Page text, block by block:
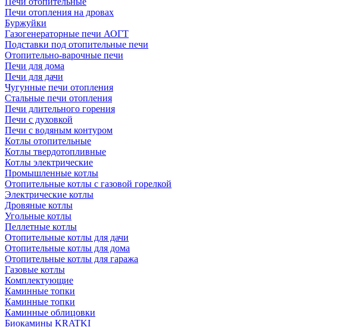
Печи отопления на дровах
Буржуйки
Газогенераторные печи АОГТ
Подставки под отопительные печи
Отопительно-варочные печи
Печи для дома
Печи для дачи
Чугунные печи отопления
Стальные печи отопления
Печи длительного горения
Печи с духовкой
Печи с водяным контуром
Котлы отопительные
Котлы твердотопливные
Котлы электрические
Промышленные котлы
Отопительные котлы с газовой горелкой
Электрические котлы
Дровяные котлы
Угольные котлы
Пеллетные котлы
Отопительные котлы для дачи
Отопительные котлы для дома
Отопительные котлы для гаража
Газовые котлы
Комплектующие
Каминные топки
Каминные топки
Каминные облицовки
Биокамины KRATKI